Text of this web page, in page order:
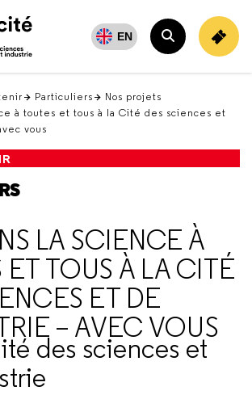
EN
Rechercher
Particuliers
Nos projets
à toutes et tous à la Cité des sciences et
vous
LA SCIENCE À
TOUS À LA CITÉ
ET DE
– AVEC VOUS
des sciences et